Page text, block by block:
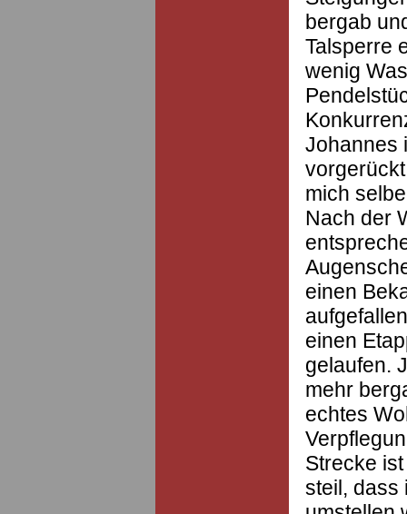
bergab
Talsperre
wenig
Johannes
mich
Nach der
einen
einen
gelaufen.
mehr
echtes
Strecke
steil, dass